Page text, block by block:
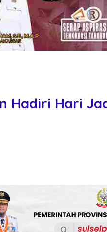
Hadiri Hari